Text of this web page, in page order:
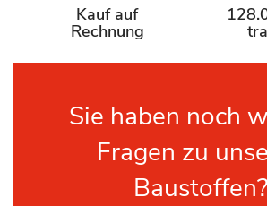
Kauf auf
Rechnung
Sie haben noch
Fragen zu
Baustoffen?